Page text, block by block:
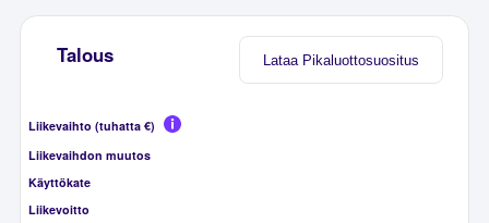
Lataa Pikaluottosuositus
Talous
Liikevaihto (tuhatta €)
Liikevaihdon muutos
Käyttökate
Liikevoitto